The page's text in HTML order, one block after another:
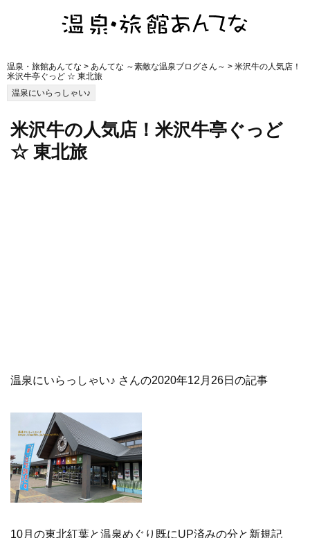
温泉・旅館あんてな > あんてな ～素敵な温泉ブログさん～ > 米沢牛の人気店！
米沢牛亭ぐっど ☆ 東北旅
温泉にいらっしゃい♪
米沢牛の人気店！米沢牛亭ぐっど
☆ 東北旅
温泉にいらっしゃい♪ さんの2020年12月26日の記事
10月の東北紅葉と温泉めぐり既にUP済みの分と新規記